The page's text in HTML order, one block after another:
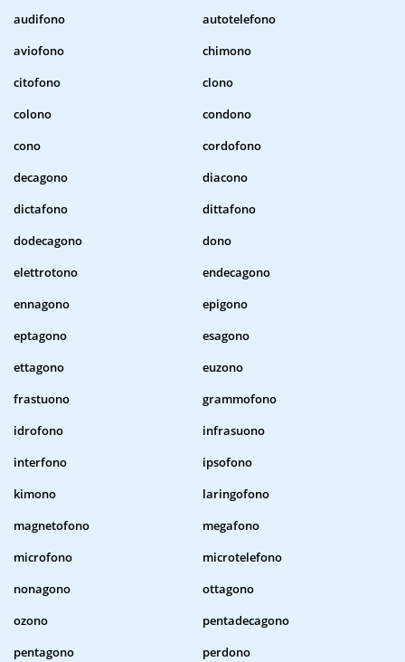
audifono
autotelefono
aviofono
chimono
citofono
clono
colono
condono
cono
cordofono
decagono
diacono
dictafono
dittafono
dodecagono
dono
elettrotono
endecagono
ennagono
epigono
eptagono
esagono
ettagono
euzono
frastuono
grammofono
idrofono
infrasuono
interfono
ipsofono
kimono
laringofono
magnetofono
megafono
microfono
microtelefono
nonagono
ottagono
ozono
pentadecagono
pentagono
perdono